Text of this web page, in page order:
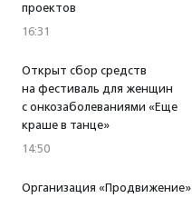
проектов
16:31
Открыт сбор средств
на фестиваль для женщин
с онкозаболеваниями «Еще
краше в танце»
14:50
Организация «Продвижение»